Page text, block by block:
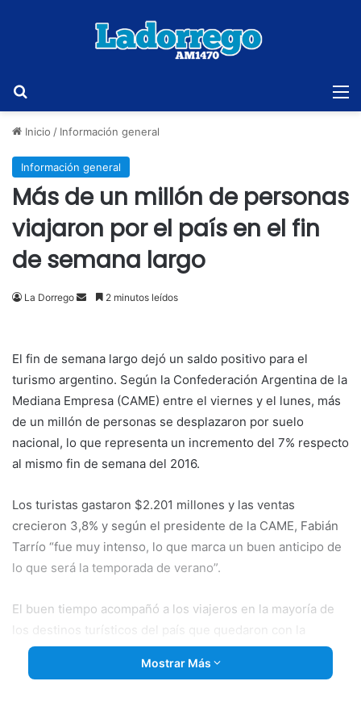
Inicio / Información general
Información general
Más de un millón de personas
viajaron por el país en el fin
de semana largo
La Dorrego
Send2 minutos leídos
El fin de semana largo dejó un saldo positivo para el
turismo argentino. Según la Confederación Argentina de la
Mediana Empresa (CAME) entre el viernes y el lunes, más
de un millón de personas se desplazaron por suelo
nacional, lo que representa un incremento del 7% respecto
al mismo fin de semana del 2016.
Los turistas gastaron $2.201 millones y las ventas
crecieron 3,8% y según el presidente de la CAME, Fabián
Tarrío “fue muy intenso, lo que marca un buen anticipo de
lo que será la temporada de verano”.
El buen tiempo acompañó a los viajeros en la mayoría de
los destinos turísticos del país que quedaron con la
mayoría de las plazas hoteleras completas.
Mostrar Más